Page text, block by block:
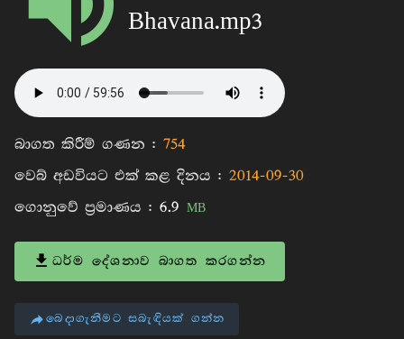
Bhavana.mp3
බාගත කිරීම් ගණන : 754
වෙබ් අඩවියට එක් කළ දිනය : 2014-09-30
ගොනුවේ ප්‍රමාණය : 6.9 MB
ධර්ම දේශනාව බාගත කරගන්න
බෙදාගැනීමට සබැඳියක් ගන්න